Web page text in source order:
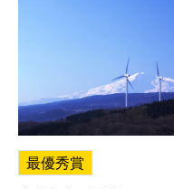
最優秀賞